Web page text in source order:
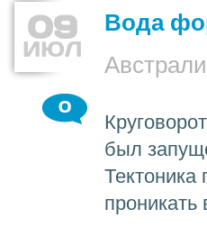
09
ИЮЛ
Вода
0
был
Тектоника
проникать